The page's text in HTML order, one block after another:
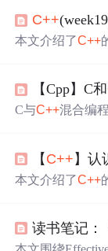
C++
本文介绍了C++
机软件开发本科
和军工软件开发
【Cpp】C和
C与C++混合编程
【 C++ 】认
本文介绍了C++
++ 可分四个层
题。
读书笔记：